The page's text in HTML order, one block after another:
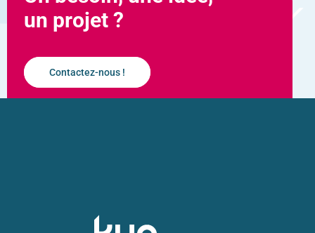
un projet ?
Contactez-nous !